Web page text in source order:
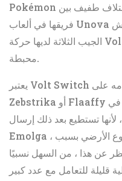
Pokémon من النوع الكهربائي. لا يوجد سوى اختلاف طفيف بين
فريقها في ألعاب Unova الأصلية والتسلسلات ، وجميع وحوش
الجيب الثلاثة لديها حركة Volt Switch ، والتي يمكن أن تكون
محبطة.
يعتبر Volt Switch هو الأكثر فاعلية عندما تستخدمه على
Zebstrika أو Flaaffy الخاص بها ، وهذا الأخير موجود فقط في
، لأنها تستطيع بعد ذلك إرسال
Emolga ، وهي محصنة ضد هجمات من النوع الأرضي بسبب
عن هذا ، من السهل نسبيًا
قليلة للتعامل مع عدد كبير